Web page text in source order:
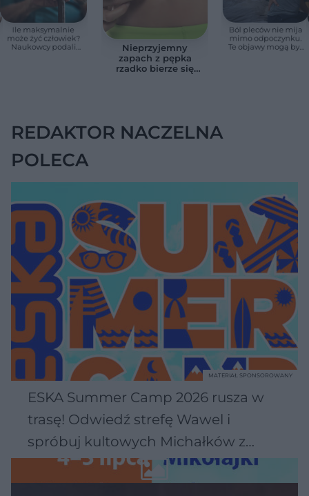
Ile maksymalnie
może żyć człowiek?
Naukowcy podali
Nieprzyjemny
zapach z pępka
rzadko bierze się
Ból pleców nie mija
mimo odpoczynku.
Te objawy mogą być
REDAKTOR NACZELNA
POLECA
ESKA Summer Camp 2026 rusza w
trasę! Odwiedź strefę Wawel i
spróbuj kultowych Michałków z
Wawelu
MATERIAŁ SPONSOROWANY